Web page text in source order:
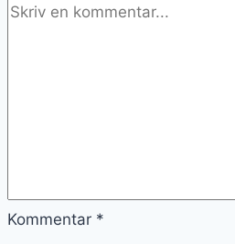
Kommentar *